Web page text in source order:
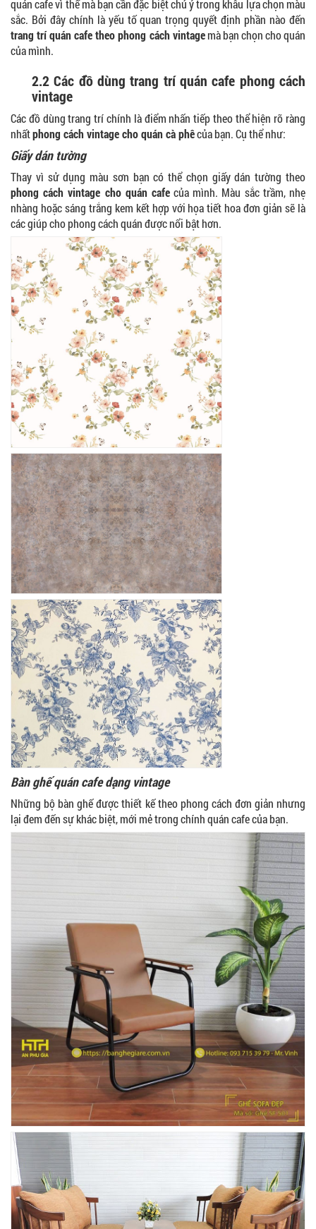
quán cafe vì thế mà bạn cần đặc biệt chú ý trong khâu lựa chọn màu
sắc. Bởi đây chính là yếu tố quan trọng quyết định phần nào đến
trang trí quán cafe theo phong cách vintagemà bạn chọn cho quán
của mình.
2.2 Các đồ dùng trang trí quán cafe phong cách
vintage
Các đồ dùng trang trí chính là điểm nhấn tiếp theo thể hiện rõ ràng
nhấtphong cách vintage cho quán cà phêcủa bạn. Cụ thể như:
Giấy dán tường
Thay vì sử dụng màu sơn bạn có thể chọn giấy dán tường theo
phong cách vintage cho quán cafecủa mình. Màu sắc trầm, nhẹ
nhàng hoặc sáng trắng kem kết hợp với họa tiết hoa đơn giản sẽ là
các giúp cho phong cách quán được nổi bật hơn.
Bàn ghế quán cafe dạng vintage
Những bộ bàn ghế được thiết kế theo phong cách đơn giản nhưng
lại đem đến sự khác biệt, mới mẻ trong chính quán cafe của bạn.